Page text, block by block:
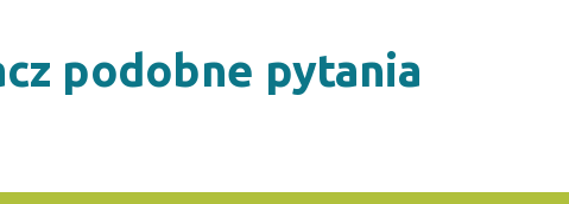
podobne pytania